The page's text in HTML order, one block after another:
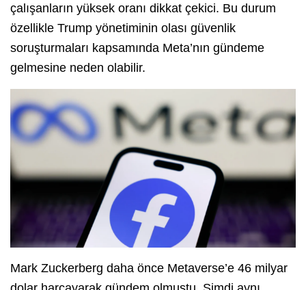
çalışanların yüksek oranı dikkat çekici. Bu durum
özellikle Trump yönetiminin olası güvenlik
soruşturmaları kapsamında Meta’nın gündeme
gelmesine neden olabilir.
Mark Zuckerberg daha önce Metaverse’e 46 milyar